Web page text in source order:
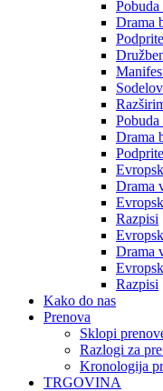
Drama
Drama
Drama
Razpisi
Drama
Razpisi
Kako do nas
Prenova
Sklopi
Razlogi za
Kronologija
TRGOVINA